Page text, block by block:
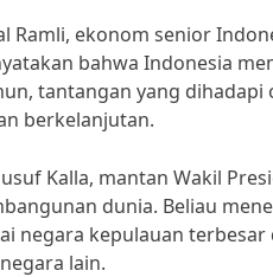
Ramli, ekonom senior
bahwa Indonesia
tantangan yang
berkelanjutan.
Kalla, mantan Wakil
dunia. Beliau
negara kepulauan
lain.